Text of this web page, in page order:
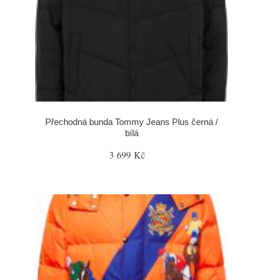
Přechodná bunda Tommy Jeans Plus černá /
bílá
3 699 Kč